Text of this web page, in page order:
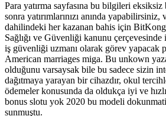
Para yatırma sayfasına bu bilgileri
sonra yatırımlarınızı anında
dahilindeki her kazanan bahis için
Sağlığı ve Güvenliği kanunu
iş güvenliği uzmanı olarak görev yapacak
American marriages miga. Bu unkown
olduğunu varsaysak bile bu sadece sizin
dağıtmaya yarayan bir cihazdır, okul
ödemeler konusunda da oldukça iyi ve
bonus slotu yok 2020 bu modeli
sunmuştu.